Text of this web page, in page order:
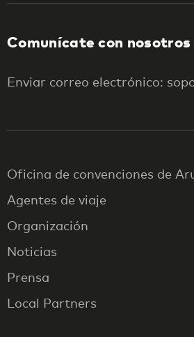
Comunícate con nosotros
Enviar correo electrónico:
Oficina de convenciones de
Agentes de viaje
Organización
Noticias
Prensa
Local Partners